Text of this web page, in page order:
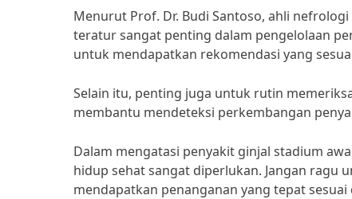
Menurut Prof. Dr. Budi Santoso, ahli
teratur sangat penting dalam pengelolaan
untuk mendapatkan rekomendasi yang
Selain itu, penting juga untuk rutin
membantu mendeteksi perkembangan
Dalam mengatasi penyakit ginjal stadium
hidup sehat sangat diperlukan. Jangan ragu
mendapatkan penanganan yang tepat